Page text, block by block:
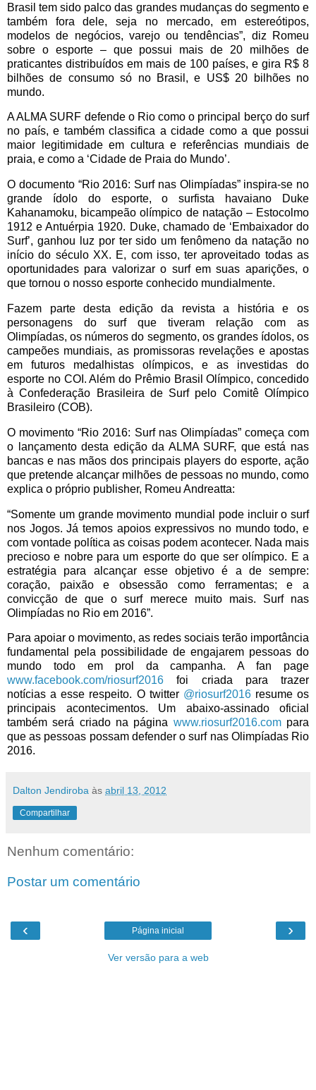
Brasil tem sido palco das grandes mudanças do segmento e
também fora dele, seja no mercado, em estereótipos,
modelos de negócios, varejo ou tendências”, diz Romeu
sobre o esporte – que possui mais de 20 milhões de
praticantes distribuídos em mais de 100 países, e gira R$ 8
bilhões de consumo só no Brasil, e US$ 20 bilhões no
mundo.
A ALMA SURF defende o Rio como o principal berço do surf
no país, e também classifica a cidade como a que possui
maior legitimidade em cultura e referências mundiais de
praia, e como a ‘Cidade de Praia do Mundo’.
O documento “Rio 2016: Surf nas Olimpíadas” inspira-se no
grande ídolo do esporte, o surfista havaiano Duke
Kahanamoku, bicampeão olímpico de natação – Estocolmo
1912 e Antuérpia 1920. Duke, chamado de ‘Embaixador do
Surf’, ganhou luz por ter sido um fenômeno da natação no
início do século XX. E, com isso, ter aproveitado todas as
oportunidades para valorizar o surf em suas aparições, o
que tornou o nosso esporte conhecido mundialmente.
Fazem parte desta edição da revista a história e os
personagens do surf que tiveram relação com as
Olimpíadas, os números do segmento, os grandes ídolos, os
campeões mundiais, as promissoras revelações e apostas
em futuros medalhistas olímpicos, e as investidas do
esporte no COI. Além do Prêmio Brasil Olímpico, concedido
à Confederação Brasileira de Surf pelo Comitê Olímpico
Brasileiro (COB).
O movimento “Rio 2016: Surf nas Olimpíadas” começa com
o lançamento desta edição da ALMA SURF, que está nas
bancas e nas mãos dos principais players do esporte, ação
que pretende alcançar milhões de pessoas no mundo, como
explica o próprio publisher, Romeu Andreatta:
“Somente um grande movimento mundial pode incluir o surf
nos Jogos. Já temos apoios expressivos no mundo todo, e
com vontade política as coisas podem acontecer. Nada mais
precioso e nobre para um esporte do que ser olímpico. E a
estratégia para alcançar esse objetivo é a de sempre:
coração, paixão e obsessão como ferramentas; e a
convicção de que o surf merece muito mais. Surf nas
Olimpíadas no Rio em 2016”.
Para apoiar o movimento, as redes sociais terão importância
fundamental pela possibilidade de engajarem pessoas do
mundo todo em prol da campanha. A fan page
www.facebook.com/riosurf2016 foi criada para trazer
notícias a esse respeito. O twitter @riosurf2016resume os
principais acontecimentos. Um abaixo-assinado oficial
também será criado na página www.riosurf2016.compara
que as pessoas possam defender o surf nas Olimpíadas Rio
2016.
Dalton Jendiroba às abril 13, 2012
Compartilhar
Nenhum comentário:
Postar um comentário
‹ ›
Página inicial
Ver versão para a web